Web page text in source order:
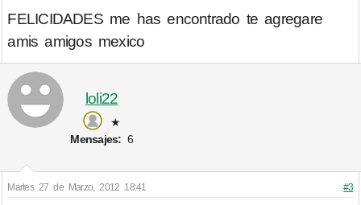
FELICIDADES me has encontrado te agregare
amis amigos mexico
loli22
★
Mensajes: 6
Martes 27 de Marzo, 2012 18:41 #3